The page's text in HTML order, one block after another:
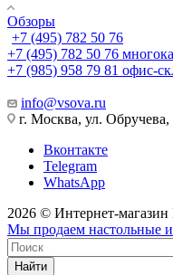
Обзоры
+7 (495) 782 50 76
+7 (495) 782 50 76
+7 (985) 958 79 81 офис-
info@vsova.ru
г. Москва, ул.
Вконтакте
Telegram
WhatsApp
2026 © Интернет-магазин
Мы продаем настольные
Найти